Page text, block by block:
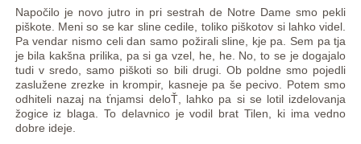
Napočilo je novo jutro in pri sestrah de Notre Dame smo pekli
piškote. Meni so se kar sline cedile, toliko piškotov si lahko videl.
Pa vendar nismo celi dan samo požirali sline, kje pa. Sem pa tja
je bila kakšna prilika, pa si ga vzel, he, he. No, to se je dogajalo
tudi v sredo, samo piškoti so bili drugi. Ob poldne smo pojedli
zaslužene zrezke in krompir, kasneje pa še pecivo. Potem smo
odhiteli nazaj na ťnjamsi deloŤ, lahko pa si se lotil izdelovanja
žogice iz blaga. To delavnico je vodil brat Tilen, ki ima vedno
dobre ideje.